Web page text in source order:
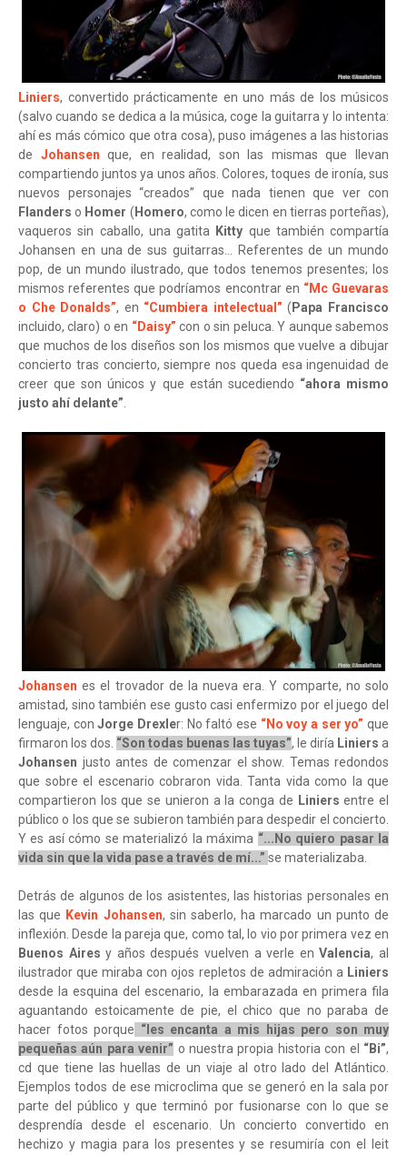
Liniers, convertido prácticamente en uno más de los músicos
(salvo cuando se dedica a la música, coge la guitarra y lo intenta:
ahí es más cómico que otra cosa), puso imágenes a las historias
de Johansen que, en realidad, son las mismas que llevan
compartiendo juntos ya unos años. Colores, toques de ironía, sus
nuevos personajes “creados” que nada tienen que ver con
Flanders o Homer ( Homero, como le dicen en tierras porteñas),
vaqueros sin caballo, una gatita Kitty que también compartía
Johansen en una de sus guitarras... Referentes de un mundo
pop, de un mundo ilustrado, que todos tenemos presentes; los
mismos referentes que podríamos encontrar en “Mc Guevaras
o Che Donalds”, en “Cumbiera intelectual” ( Papa Francisco
incluido, claro) o en “Daisy” con o sin peluca. Y aunque sabemos
que muchos de los diseños son los mismos que vuelve a dibujar
concierto tras concierto, siempre nos queda esa ingenuidad de
creer que son únicos y que están sucediendo “ahora mismo
justo ahí delante”.
Johansen es el trovador de la nueva era. Y comparte, no solo
amistad, sino también ese gusto casi enfermizo por el juego del
lenguaje, con Jorge Drexler: No faltó ese “No voy a ser yo” que
firmaron los dos. “Son todas buenas las tuyas”, le diría Liniers a
Johansen justo antes de comenzar el show. Temas redondos
que sobre el escenario cobraron vida. Tanta vida como la que
compartieron los que se unieron a la conga de Liniers entre el
público o los que se subieron también para despedir el concierto.
Y es así cómo se materializó la máxima “...No quiero pasar la
vida sin que la vida pase a través de mí...” se materializaba.
Detrás de algunos de los asistentes, las historias personales en
las que Kevin Johansen, sin saberlo, ha marcado un punto de
inflexión. Desde la pareja que, como tal, lo vio por primera vez en
Buenos Airesy años después vuelven a verle enValencia, al
ilustrador que miraba con ojos repletos de admiración a Liniers
desde la esquina del escenario, la embarazada en primera fila
aguantando estoicamente de pie, el chico que no paraba de
hacer fotos porque “les encanta a mis hijas pero son muy
pequeñas aún para venir” o nuestra propia historia con el “Bi”,
cd que tiene las huellas de un viaje al otro lado del Atlántico.
Ejemplos todos de ese microclima que se generó en la sala por
parte del público y que terminó por fusionarse con lo que se
desprendía desde el escenario. Un concierto convertido en
hechizo y magia para los presentes y se resumiría con el leit